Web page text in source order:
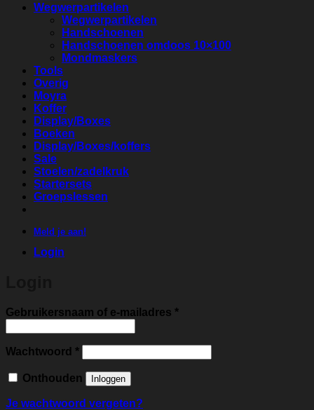
Wegwerpartikelen
Wegwerpartikelen
Handschoenen
Handschoenen omdoos 10×100
Mondmaskers
Tools
Overig
Moyra
Koffer
Display/Boxes
Boeken
Display/Boxes/koffers
Sale
Stoelen/zadelkruk
Startersets
Groepslessen
Meld je aan!
Login
Gebruikersnaam of e-mailadres *Vereist
Wachtwoord *Vereist
Onthouden Inloggen
Je wachtwoord vergeten?